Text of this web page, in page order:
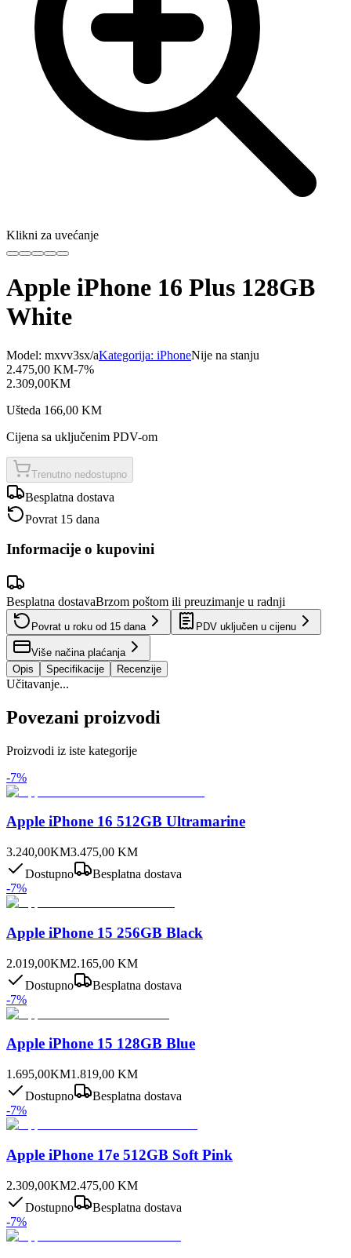
Klikni za uvećanje
Apple iPhone 16 Plus 128GB
White
Model: mxvv3sx/aKategorija: iPhoneNije na stanju
2.475,00 KM-7%
2.309,00KM
Ušteda 166,00 KM
Cijena sa uključenim PDV-om
Trenutno nedostupno
Besplatna dostava
Povrat 15 dana
Informacije o kupovini
Besplatna dostavaBrzom poštom ili preuzimanje u radnji
Povrat u roku od 15 dana PDV uključen u cijenu
Više načina plaćanja
Opis
Specifikacije Recenzije
Učitavanje...
Povezani proizvodi
Proizvodi iz iste kategorije
-7%
Apple iPhone 16 512GB Ultramarine
3.240,00KM3.475,00 KM
Dostupno
Besplatna dostava
-7%
Apple iPhone 15 256GB Black
2.019,00KM2.165,00 KM
Dostupno
Besplatna dostava
-7%
Apple iPhone 15 128GB Blue
1.695,00KM1.819,00 KM
Dostupno
Besplatna dostava
-7%
Apple iPhone 17e 512GB Soft Pink
2.309,00KM2.475,00 KM
Dostupno
Besplatna dostava
-7%